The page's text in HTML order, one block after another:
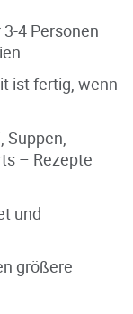
4 Personen –
ist fertig, wenn
Suppen,
– Rezepte
und
größere